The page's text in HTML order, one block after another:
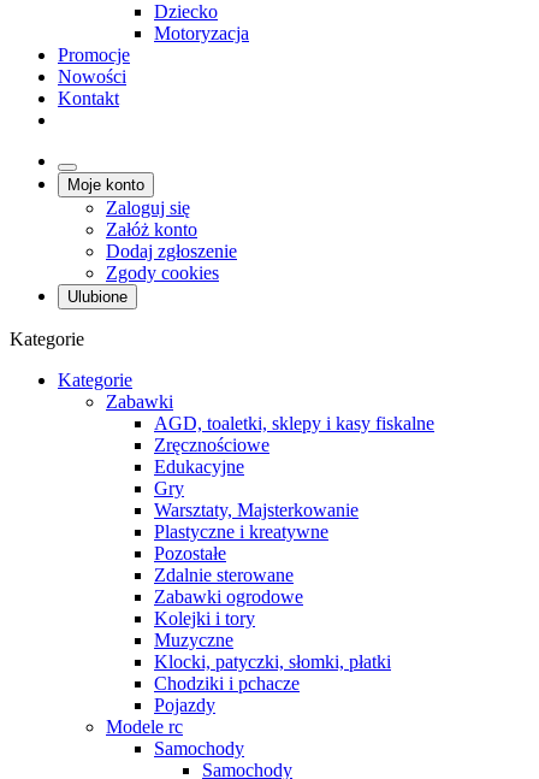
Dziecko
Motoryzacja
Promocje
Nowości
Kontakt
Moje konto
Zaloguj się
Załóż konto
Dodaj zgłoszenie
Zgody cookies
Ulubione
Kategorie
Kategorie
Zabawki
AGD, toaletki, sklepy i kasy fiskalne
Zręcznościowe
Edukacyjne
Gry
Warsztaty, Majsterkowanie
Plastyczne i kreatywne
Pozostałe
Zdalnie sterowane
Zabawki ogrodowe
Kolejki i tory
Muzyczne
Klocki, patyczki, słomki, płatki
Chodziki i pchacze
Pojazdy
Modele rc
Samochody
Samochody